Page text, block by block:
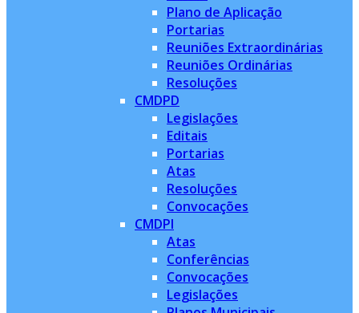
Plano de Aplicação
Portarias
Reuniões Extraordinárias
Reuniões Ordinárias
Resoluções
CMDPD
Legislações
Editais
Portarias
Atas
Resoluções
Convocações
CMDPI
Atas
Conferências
Convocações
Legislações